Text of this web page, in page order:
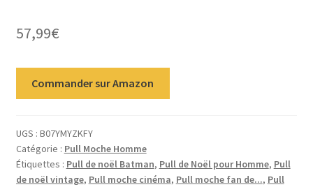
57,99€
Commander sur Amazon
UGS : B07YMYZKFY
Catégorie : Pull Moche Homme
Étiquettes : Pull de noël Batman, Pull de Noël pour Homme, Pull
de noël vintage, Pull moche cinéma, Pull moche fan de..., Pull